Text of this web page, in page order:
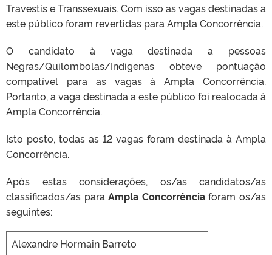
Travestís e Transsexuais. Com isso as vagas destinadas a
este público foram revertidas para Ampla Concorrência.
O candidato à vaga destinada a pessoas
Negras/Quilombolas/Indígenas obteve pontuação
compatível para as vagas à Ampla Concorrência.
Portanto, a vaga destinada a este público foi realocada à
Ampla Concorrência.
Isto posto, todas as 12 vagas foram destinada à Ampla
Concorrência.
Após estas considerações, os/as candidatos/as
classificados/as paraAmpla Concorrênciaforam os/as
seguintes:
Alexandre Hormain Barreto